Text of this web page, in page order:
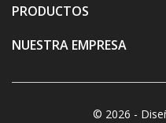
PRODUCTOS
NUESTRA EMPRESA
© 2026 -